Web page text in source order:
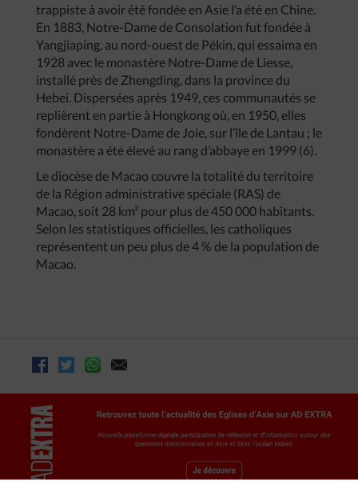
trappiste à avoir été fondée en Asie l’a été en Chine.
En 1883, Notre-Dame de Consolation fut fondée à
Yangjiaping, au nord-ouest de Pékin, qui essaima en
1928 avec le monastère Notre-Dame de Liesse,
installé près de Zhengding, dans la province du
Hebei. Dispersées après 1949, ces communautés se
replièrent en partie à Hongkong où, en 1950, elles
fondèrent Notre-Dame de Joie, sur l’île de Lantau ; le
monastère a été élevé au rang d’abbaye en 1999 (6).
Le diocèse de Macao couvre la totalité du territoire
de la Région administrative spéciale (RAS) de
Macao, soit 28 km² pour plus de 450 000 habitants.
Selon les statistiques officielles, les catholiques
représentent un peu plus de 4 % de la population de
Macao.